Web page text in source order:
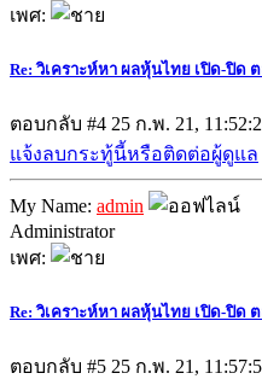
เพศ:
Re: วิเคราะห์หา ผลหุ้นไทย เปิด-ปิด
ตอบกลับ #4 25 ก.พ. 21,
แจ้งลบกระทู้นี้หรือติดต่อผู้ดูแล
My Name: admin
Administrator
เพศ:
Re: วิเคราะห์หา ผลหุ้นไทย เปิด-ปิด
ตอบกลับ #5 25 ก.พ. 21,